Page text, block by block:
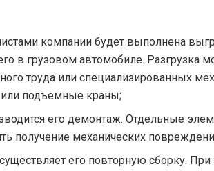
компании будет выполнена
в грузовом автомобиле. Разгрузка
труда или специализированных
или подъемные краны;
его демонтаж. Отдельные
получение механических
его повторную сборку. При